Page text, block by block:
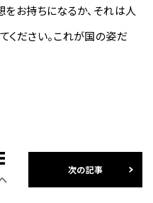
をお持ちになるか、それは人
ください。これが国の姿だ